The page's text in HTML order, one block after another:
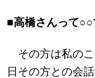
■高橋さんって
その方は私のこ
日その方との会